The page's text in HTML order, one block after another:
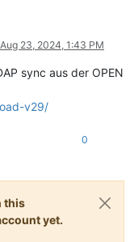
Aug 23, 2024, 1:43 PM
sync aus der OPEN
v29/
0
this
yet.